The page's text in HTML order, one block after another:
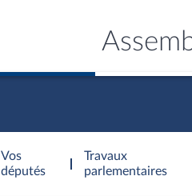
Vos
députés
Travaux
parlementaires